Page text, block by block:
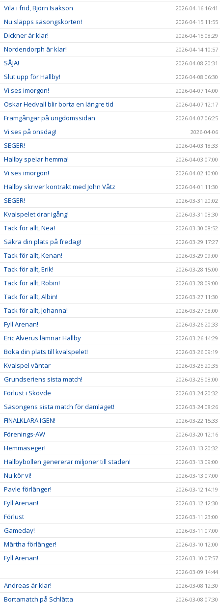
Vila i frid, Björn Isakson 2026-04-16 16:41
Nu släpps säsongskorten! 2026-04-15 11:55
Dickner är klar! 2026-04-15 08:29
Nordendorph är klar! 2026-04-14 10:57
SÅJA! 2026-04-08 20:31
Slut upp för Hallby! 2026-04-08 06:30
Vi ses imorgon! 2026-04-07 14:00
Oskar Hedvall blir borta en längre tid 2026-04-07 12:17
Framgångar på ungdomssidan 2026-04-07 06:25
Vi ses på onsdag! 2026-04-06
SEGER! 2026-04-03 18:33
Hallby spelar hemma! 2026-04-03 07:00
Vi ses imorgon! 2026-04-02 10:00
Hallby skriver kontrakt med John Våtz 2026-04-01 11:30
SEGER! 2026-03-31 20:02
Kvalspelet drar igång! 2026-03-31 08:30
Tack för allt, Nea! 2026-03-30 08:52
Säkra din plats på fredag! 2026-03-29 17:27
Tack för allt, Kenan! 2026-03-29 09:00
Tack för allt, Erik! 2026-03-28 15:00
Tack för allt, Robin! 2026-03-28 09:00
Tack för allt, Albin! 2026-03-27 11:30
Tack för allt, Johanna! 2026-03-27 08:00
Fyll Arenan! 2026-03-26 20:33
Eric Alverus lämnar Hallby 2026-03-26 14:29
Boka din plats till kvalspelet! 2026-03-26 09:19
Kvalspel väntar 2026-03-25 20:35
Grundseriens sista match! 2026-03-25 08:00
Förlust i Skövde 2026-03-24 20:32
Säsongens sista match för damlaget! 2026-03-24 08:26
FINALKLARA IGEN! 2026-03-22 15:33
Förenings-AW 2026-03-20 12:16
Hemmaseger! 2026-03-13 20:32
Hallbybollen genererar miljoner till staden! 2026-03-13 09:00
Nu kör vi! 2026-03-13 07:00
Pavle förlänger! 2026-03-12 14:19
Fyll Arenan! 2026-03-12 12:30
Förlust 2026-03-11 23:00
Gameday! 2026-03-11 07:00
Märtha förlänger! 2026-03-10 12:00
Fyll Arenan!
2026-03-10 07:57
2026-03-09 14:44
Andreas är klar! 2026-03-08 12:30
Bortamatch på Schlätta 2026-03-08 07:30